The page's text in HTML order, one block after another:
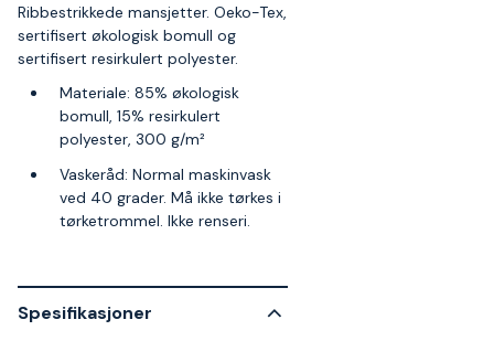
Ribbestrikkede mansjetter. Oeko-Tex,
sertifisert økologisk bomull og
sertifisert resirkulert polyester.
Materiale: 85% økologisk
bomull, 15% resirkulert
polyester, 300 g/m²
Vaskeråd: Normal maskinvask
ved 40 grader. Må ikke tørkes i
tørketrommel. Ikke renseri.
Spesifikasjoner